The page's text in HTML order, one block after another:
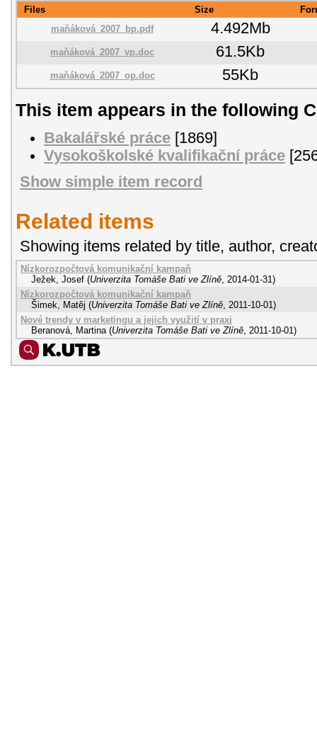
Files Size
maňáková_2007_bp.pdf
4.492Mb
maňáková_2007_vp.doc 61.5Kb
maňáková_2007_op.doc 55Kb
This item appears in the following
Bakalářské práce [1869]
Vysokoškolské kvalifikační práce
Show simple item record
Related items
Showing items related by title, author,
Nízkorozpočtová komunikační kampaň
Ježek, Josef (Univerzita Tomáše Bati ve Zlíně, 2014-01-31)
Nízkorozpočtová komunikační kampaň
Šimek, Matěj (Univerzita Tomáše Bati ve Zlíně, 2011-10-01)
Nové trendy v marketingu a jejich využití v praxi
Beranová, Martina (Univerzita Tomáše Bati ve Zlíně, 2011-10-01)